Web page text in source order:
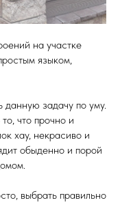
на участке
языком,
задачу по уму.
что прочно и
хау, некрасиво и
обыденно и порой
выбрать правильно